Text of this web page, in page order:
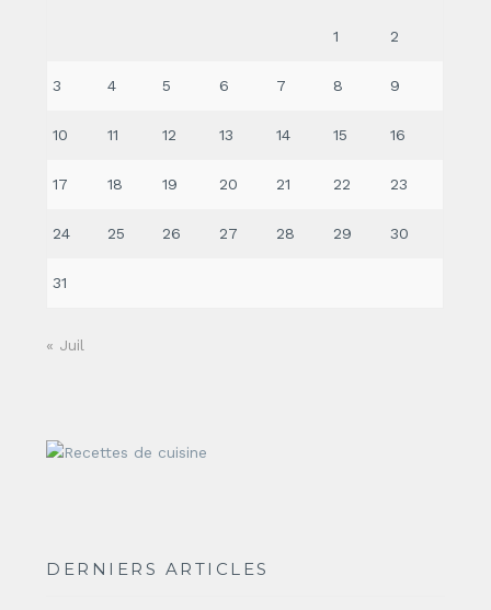
1 2
3 4 5 6 7 8 9
10 11 12 13 14 15 16
17 18 19 20 21 22 23
24 25 26 27 28 29 30
31
« Juil
DERNIERS ARTICLES